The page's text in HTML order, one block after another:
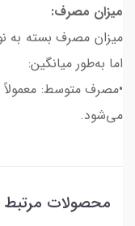
میزان مصرف:
میزان مصرف بسته
اما به‌طور میانگین:
می‌شود.
محصولات مرتبط